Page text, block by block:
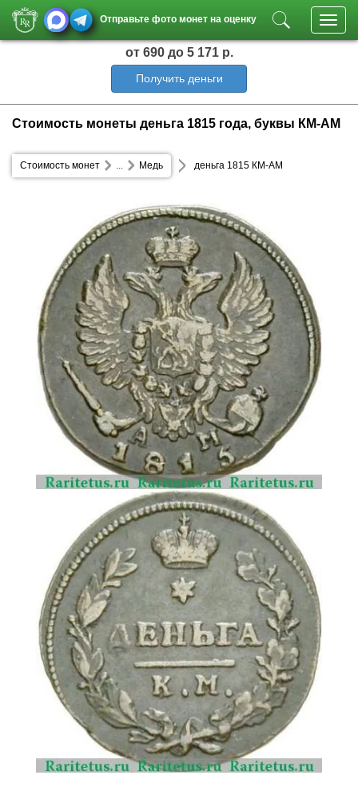
Отправьте фото монет на оценку
от 690 до 5 171 р.
Получить деньги
Стоимость монеты деньга 1815 года, буквы КМ-АМ
Стоимость монет Медь
... деньга 1815 КМ-АМ